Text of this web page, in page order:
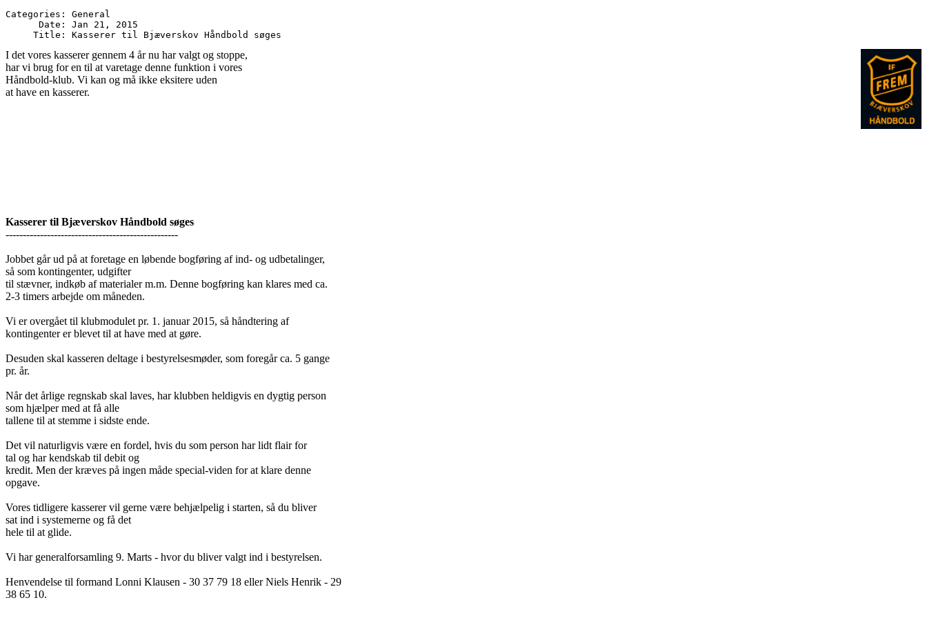
Categories: General
      Date: Jan 21, 2015
I det vores kasserer gennem 4 år nu har valgt og stoppe,
har vi brug for en til at varetage denne funktion i vores
Håndbold-klub. Vi kan og må ikke eksitere uden
at have en kasserer.
Kasserer til Bjæverskov Håndbold søges
--------------------------------------------------
Jobbet går ud på at foretage en løbende bogføring af ind- og udbetalinger,
så som kontingenter, udgifter
til stævner, indkøb af materialer m.m. Denne bogføring kan klares med ca.
2-3 timers arbejde om måneden.
Vi er overgået til klubmodulet pr. 1. januar 2015, så håndtering af
kontingenter er blevet til at have med at gøre.
Desuden skal kasseren deltage i bestyrelsesmøder, som foregår ca. 5 gange
pr. år.
Når det årlige regnskab skal laves, har klubben heldigvis en dygtig person
som hjælper med at få alle
tallene til at stemme i sidste ende.
Det vil naturligvis være en fordel, hvis du som person har lidt flair for
tal og har kendskab til debit og
kredit. Men der kræves på ingen måde special-viden for at klare denne
opgave.
Vores tidligere kasserer vil gerne være behjælpelig i starten, så du bliver
sat ind i systemerne og få det
hele til at glide.
Vi har generalforsamling 9. Marts - hvor du bliver valgt ind i bestyrelsen.
Henvendelse til formand Lonni Klausen - 30 37 79 18 eller Niels Henrik - 29
38 65 10.